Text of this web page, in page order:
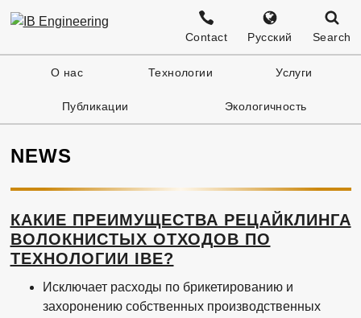
Contact Русский
English
Deutsch
Search
О нас Технологии Услуги
Публикации Экологичность
NEWS
КАКИЕ ПРЕИМУЩЕСТВА РЕЦАЙКЛИНГА
ВОЛОКНИСТЫХ ОТХОДОВ ПО
ТЕХНОЛОГИИ IBE?
Исключает расходы по брикетированию и
захоронению собственных производственных